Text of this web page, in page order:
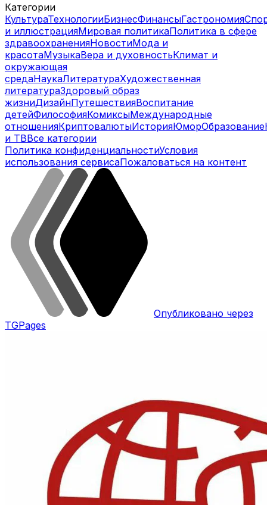
Категории
КультураТехнологииБизнесФинансыГастрономия
и иллюстрацияМировая политикаПолитика в сфере
здравоохраненияНовостиМода и
красотаМузыкаВера и духовностьКлимат и
окружающая
средаНаукаЛитератураХудожественная
литератураЗдоровый образ
жизниДизайнПутешествияВоспитание
детейФилософияКомиксыМеждународные
отношенияКриптовалютыИсторияЮморОбразование
и ТВВсе категории
Политика конфиденциальностиУсловия
использования сервисаПожаловаться на контент
Опубликовано через
TGPages